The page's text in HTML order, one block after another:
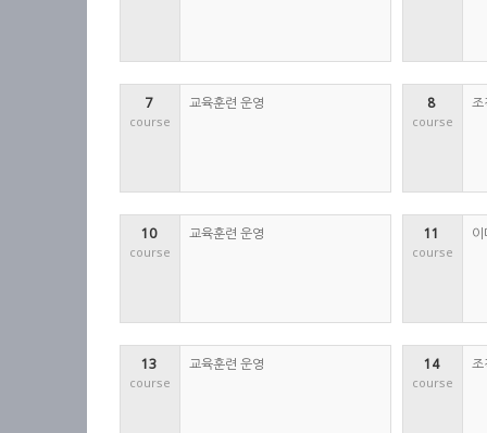
7
course
교육훈련 운영 8
course
조
10
course
교육훈련 운영 11
course
13
course
교육훈련 운영 14
course
조